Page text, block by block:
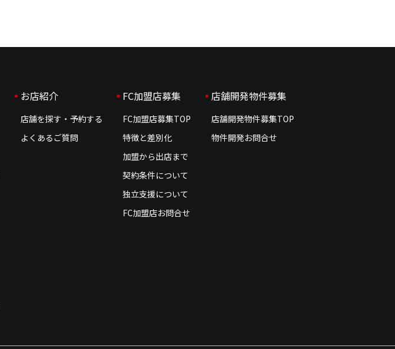
お店紹介
店舗を探す・予約する
よくあるご質問
FC加盟店募集
FC加盟店募集TOP
特徴と差別化
加盟から出店まで
契約条件について
独立支援について
FC加盟店お問合せ
店舗開発物件募集
店舗開発物件募集TOP
物件開発お問合せ